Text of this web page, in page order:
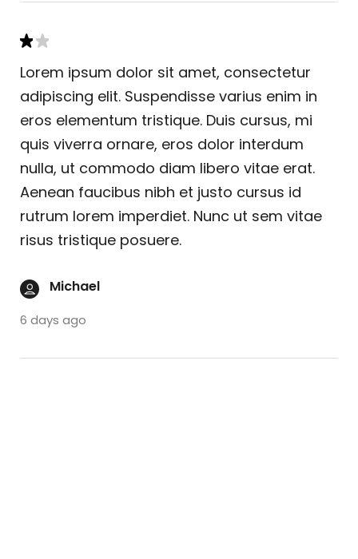
Lorem ipsum dolor sit amet, consectetur
adipiscing elit. Suspendisse varius enim in
eros elementum tristique. Duis cursus, mi
quis viverra ornare, eros dolor interdum
nulla, ut commodo diam libero vitae erat.
Aenean faucibus nibh et justo cursus id
rutrum lorem imperdiet. Nunc ut sem vitae
risus tristique posuere.
Michael
6 days ago